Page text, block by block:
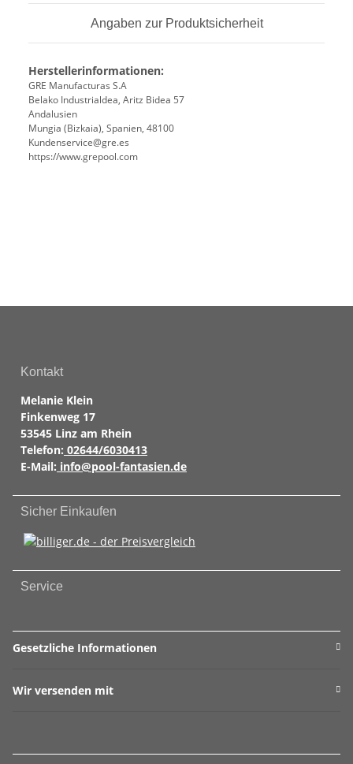
Angaben zur Produktsicherheit
Herstellerinformationen:
GRE Manufacturas S.A
Belako Industrialdea, Aritz Bidea 57
Andalusien
Mungia (Bizkaia), Spanien, 48100
Kundenservice@gre.es
https://www.grepool.com
Kontakt
Melanie Klein
Finkenweg 17
53545 Linz am Rhein
Telefon: 02644/6030413
E-Mail: info@pool-fantasien.de
Sicher Einkaufen
Service
Gesetzliche Informationen
Wir versenden mit